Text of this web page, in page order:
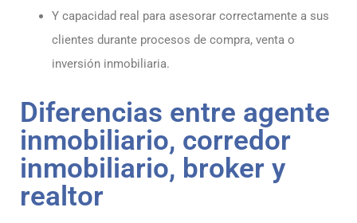
Y capacidad real para asesorar correctamente a sus
clientes durante procesos de compra, venta o
inversión inmobiliaria.
Diferencias entre agente
inmobiliario, corredor
inmobiliario, broker y
realtor